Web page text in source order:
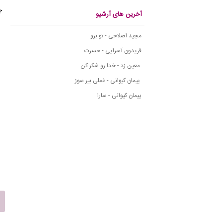
آخرین های آرشیو
مجید اصلاحی - تو برو
فریدون آسرایی - حسرت
معین زد - خدا رو شکر کن
پیمان کیوانی - غملی بیر سوز
پیمان کیوانی - سارا